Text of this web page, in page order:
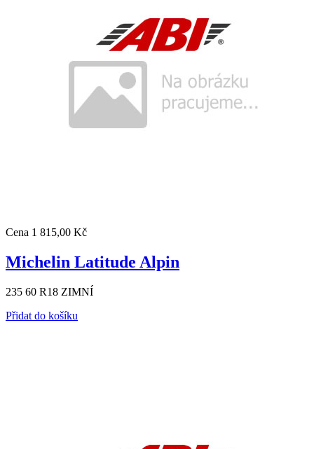
Cena 1 815,00 Kč
Michelin Latitude Alpin
235 60 R18 ZIMNÍ
Přidat do košíku